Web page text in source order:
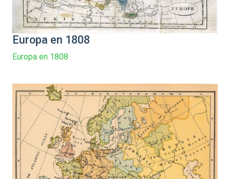
Europa en 1808
Europa en 1808